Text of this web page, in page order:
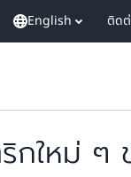
English ติดต่
กใหม่